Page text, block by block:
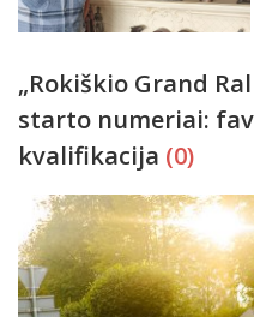
„Rokiškio Grand
starto numeriai:
kvalifikacija (0)